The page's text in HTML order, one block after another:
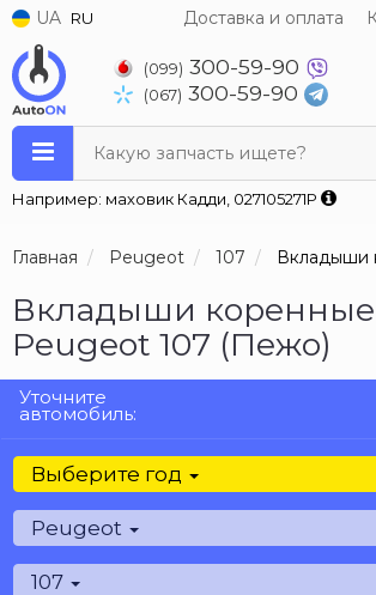
UA RU Доставка и оплата
(099) 300-59-90
(067) 300-59-90
Какую запчасть ищете?
Например: маховик Кадди, 027105271P
Главная Peugeot 107 Вкладыши
Вкладыши
Peugeot 107 (Пежо)
Уточните
автомобиль:
Выберите год
Peugeot
107